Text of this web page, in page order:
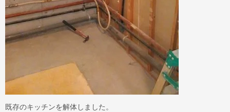
既存のキッチンを解体しました。